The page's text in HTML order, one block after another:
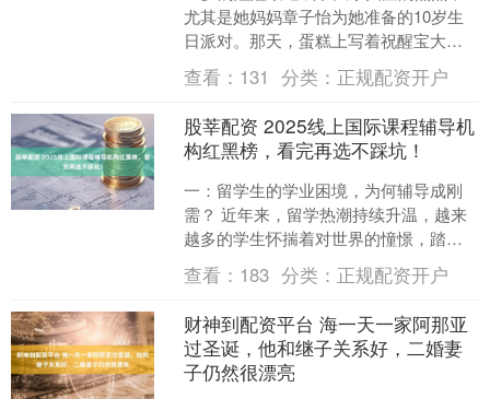
尤其是她妈妈章子怡为她准备的10岁生
日派对。那天，蛋糕上写着祝醒宝大作
早日出版，这份特别的祝福也让很多人
感叹，醒醒在成长过程....
查看： 131 分类： 正规配资开户
股莘配资 2025线上国际课程辅导机
构红黑榜，看完再选不踩坑！
一：留学生的学业困境，为何辅导成刚
需？ 近年来，留学热潮持续升温，越来
越多的学生怀揣着对世界的憧憬，踏上
了异国他乡的求学之路。据相关数据显
示，仅 2024 年，....
查看： 183 分类： 正规配资开户
财神到配资平台 海一天一家阿那亚
过圣诞，他和继子关系好，二婚妻
子仍然很漂亮